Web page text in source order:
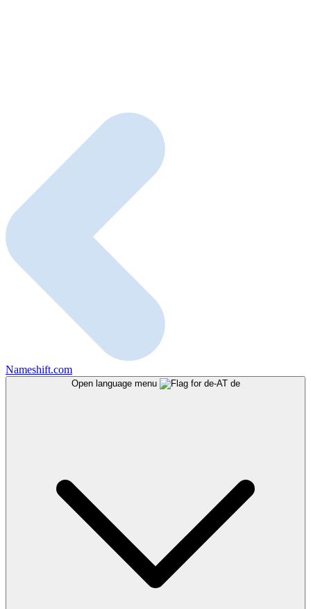
Nameshift.com
Open language menu de